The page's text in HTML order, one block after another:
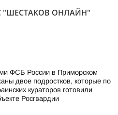
"ШЕСТАКОВ ОНЛАЙН"
ФСБ России в Приморском
двое подростков, которые по
кураторов готовили
Росгвардии